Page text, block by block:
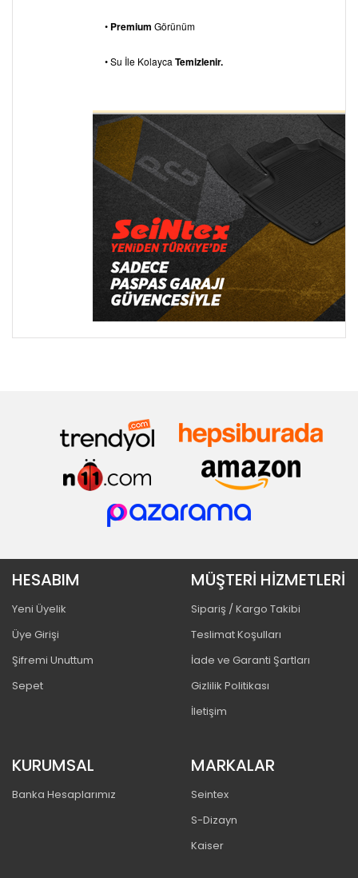
• Premium Görünüm
• Su İle KolaycaTemizlenir.
HESABIM
Yeni Üyelik
Üye Girişi
Şifremi Unuttum
Sepet
MÜŞTERİ HİZMETLERİ
Sipariş / Kargo Takibi
Teslimat Koşulları
İade ve Garanti Şartları
Gizlilik Politikası
İletişim
KURUMSAL
Banka Hesaplarımız
MARKALAR
Seintex
S-Dizayn
Kaiser